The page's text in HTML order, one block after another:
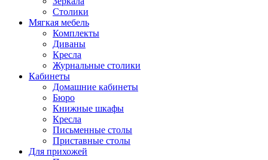
Столики
Мягкая мебель
Комплекты
Диваны
Кресла
Журнальные столики
Кабинеты
Домашние кабинеты
Бюро
Книжные шкафы
Кресла
Письменные столы
Приставные столы
Для прихожей